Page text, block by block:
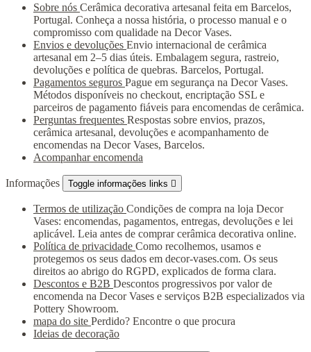
Sobre nós Cerâmica decorativa artesanal feita em Barcelos,
Portugal. Conheça a nossa história, o processo manual e o
compromisso com qualidade na Decor Vases.
Envios e devoluções Envio internacional de cerâmica
artesanal em 2–5 dias úteis. Embalagem segura, rastreio,
devoluções e política de quebras. Barcelos, Portugal.
Pagamentos seguros Pague em segurança na Decor Vases.
Métodos disponíveis no checkout, encriptação SSL e
parceiros de pagamento fiáveis para encomendas de cerâmica.
Perguntas frequentes Respostas sobre envios, prazos,
cerâmica artesanal, devoluções e acompanhamento de
encomendas na Decor Vases, Barcelos.
Acompanhar encomenda
Informações Toggle informações links 
Termos de utilização Condições de compra na loja Decor
Vases: encomendas, pagamentos, entregas, devoluções e lei
aplicável. Leia antes de comprar cerâmica decorativa online.
Política de privacidade Como recolhemos, usamos e
protegemos os seus dados em decor-vases.com. Os seus
direitos ao abrigo do RGPD, explicados de forma clara.
Descontos e B2B Descontos progressivos por valor de
encomenda na Decor Vases e serviços B2B especializados via
Pottery Showroom.
mapa do site Perdido? Encontre o que procura
Ideias de decoração